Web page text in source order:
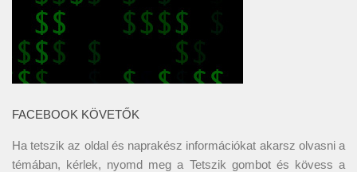
FACEBOOK KÖVETŐK
Ha tetszik az oldal és naprakész információkat akarsz olvasni a
témában, kérlek, nyomd meg a Tetszik gombot és kövess a